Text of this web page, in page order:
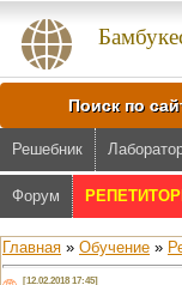
Поиск по
Решебник
Форум
Главная » Обучение »
[12.02.2018 17:45]